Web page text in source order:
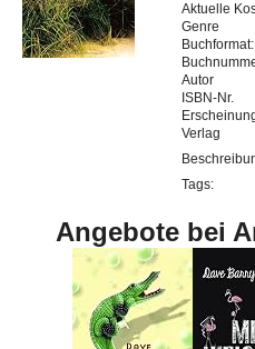
Aktuelle
Genre
Buchformat:
Autor
ISBN-Nr.
Verlag
Tags:
Angebote bei